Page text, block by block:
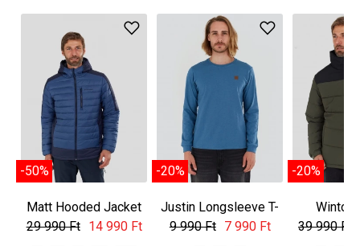
-50%
Matt Hooded Jacket
29 990 Ft
14 990 Ft
-20%
Justin Longsleeve T-
shirt
9 990 Ft 7 990 Ft
-20%
Winton
39 990 Ft